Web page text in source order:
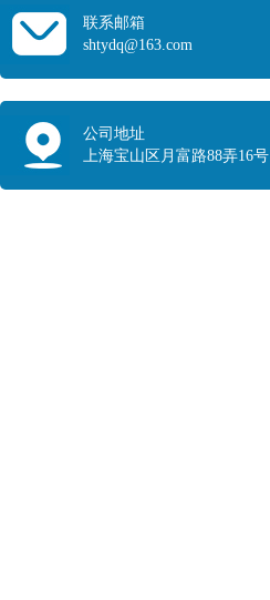
联系邮箱
shtydq@163.com
公司地址
上海宝山区月富路88弄16号